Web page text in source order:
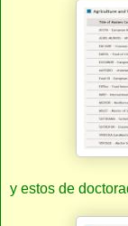
y estos de